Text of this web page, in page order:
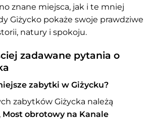
znane miejsca, jak i te mniej
Giżycko pokaże swoje prawdziwe
natury i spokoju.
zadawane pytania o
zabytki w Giżycku?
zabytków Giżycka należą
, Most obrotowy na Kanale